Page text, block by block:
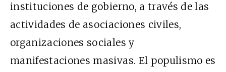
instituciones de gobierno, a través de las
actividades de asociaciones civiles,
organizaciones sociales y
manifestaciones masivas. El populismo es